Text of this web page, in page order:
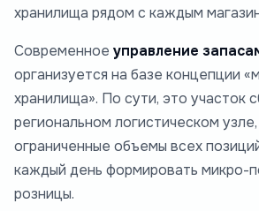
хранилища рядом с каждым
Современное управление
организуется на базе концепции
хранилища». По сути, это участок
региональном логистическом
ограниченные объемы всех
каждый день формировать микро-
розницы.